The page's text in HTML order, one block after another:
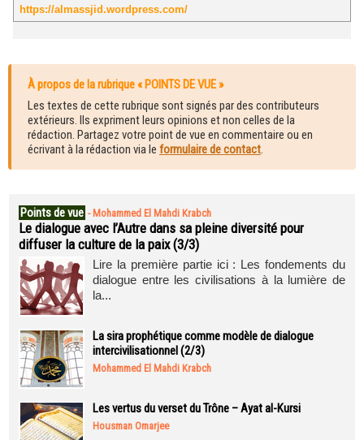
https://almassjid.wordpress.com/
À propos de la rubrique « POINTS DE VUE »
Les textes de cette rubrique sont signés par des contributeurs
extérieurs. Ils expriment leurs opinions et non celles de la
rédaction. Partagez votre point de vue en commentaire ou en
écrivant à la rédaction via le formulaire de contact.
Points de vue - Mohammed El Mahdi Krabch
Le dialogue avec l’Autre dans sa pleine diversité pour
diffuser la culture de la paix (3/3)
Lire la première partie ici : Les fondements du
dialogue entre les civilisations à la lumière de
la...
La sira prophétique comme modèle de dialogue
intercivilisationnel (2/3)
Mohammed El Mahdi Krabch
Les vertus du verset du Trône – Ayat al-Kursi
Housman Omarjee